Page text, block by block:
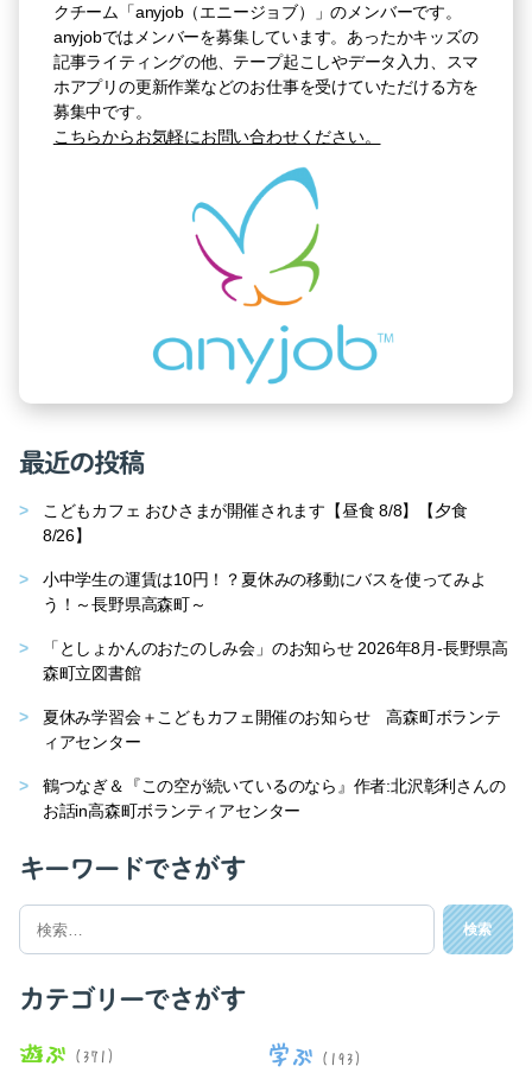
クチーム「anyjob（エニージョブ）」のメンバーです。
anyjobではメンバーを募集しています。あったかキッズの
記事ライティングの他、テープ起こしやデータ入力、スマ
ホアプリの更新作業などのお仕事を受けていただける方を
募集中です。
こちらからお気軽にお問い合わせください。
最近の投稿
こどもカフェ おひさまが開催されます【昼食 8/8】【夕食
8/26】
小中学生の運賃は10円！？夏休みの移動にバスを使ってみよ
う！～長野県高森町～
「としょかんのおたのしみ会」のお知らせ 2026年8月-長野県高
森町立図書館
夏休み学習会＋こどもカフェ開催のお知らせ 高森町ボランテ
ィアセンター
鶴つなぎ＆『この空が続いているのなら』作者:北沢彰利さんの
お話in高森町ボランティアセンター
キーワードでさがす
検
対
象:
カテゴリーでさがす
遊ぶ (371) 学ぶ (193)